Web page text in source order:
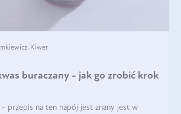
Kiwer
buraczany - jak go zrobić krok
- przepis na ten napój jest znany jest w